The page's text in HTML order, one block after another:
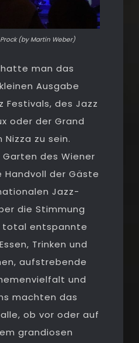
(by Martin Weber)
man das
Ausgabe
Festivals, des Jazz
oder der Grand
Nizza zu sein.
des Wiener
Handvoll der Gäste
Jazz-
die Stimmung
total entspannte
Trinken und
aufstrebende
und
machten das
ob vor oder auf
grandiosen